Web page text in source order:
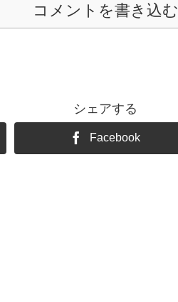
コメントを書き込む
シェアする
Facebook